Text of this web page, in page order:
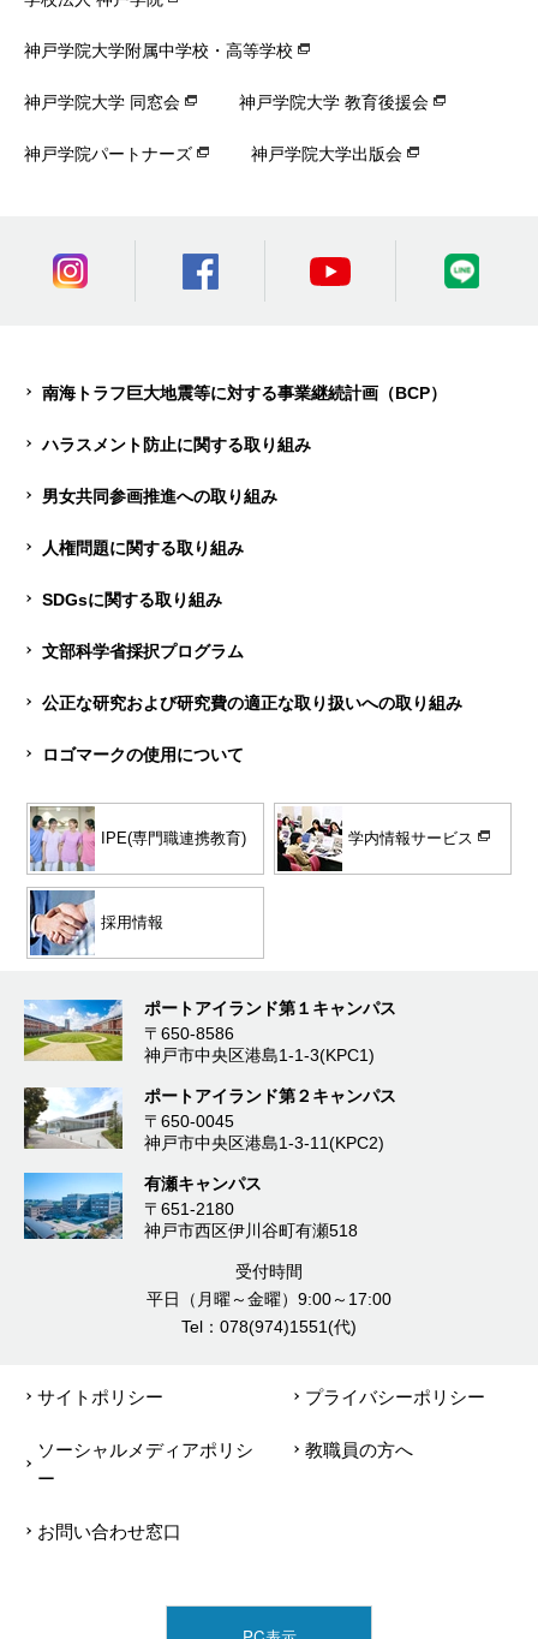
神戸学院大学附属中学校・高等学校
神戸学院大学 同窓会 神戸学院大学 教育後援会
神戸学院パートナーズ 神戸学院大学出版会
南海トラフ巨大地震等に対する事業継続計画（BCP）
ハラスメント防止に関する取り組み
男女共同参画推進への取り組み
人権問題に関する取り組み
SDGsに関する取り組み
文部科学省採択プログラム
公正な研究および研究費の適正な取り扱いへの取り組み
ロゴマークの使用について
IPE(専門職連携教育) 学内情報サービス
採用情報
ポートアイランド第１キャンパス
〒650-8586
神戸市中央区港島1-1-3(KPC1)
ポートアイランド第２キャンパス
〒650-0045
神戸市中央区港島1-3-11(KPC2)
有瀬キャンパス
〒651-2180
神戸市西区伊川谷町有瀬518
受付時間
平日（月曜～金曜）9:00～17:00
Tel：078(974)1551(代)
サイトポリシー プライバシーポリシー
ソーシャルメディアポリシ
ー
教職員の方へ
お問い合わせ窓口